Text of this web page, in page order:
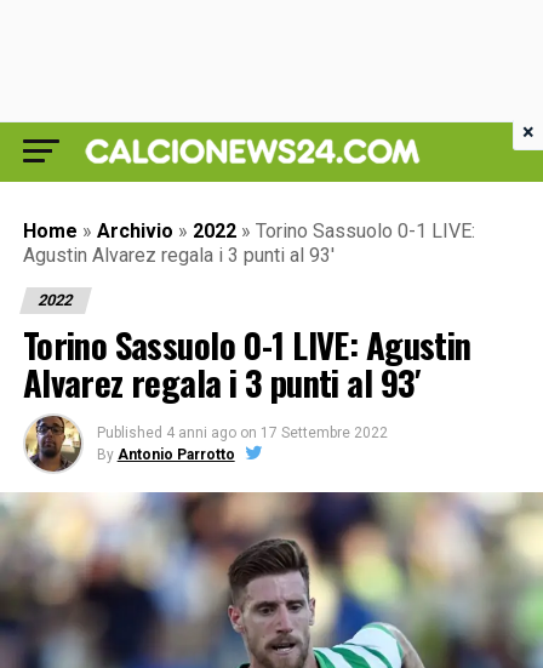
Home » Archivio » 2022 » Torino Sassuolo 0-1 LIVE:
Agustin Alvarez regala i 3 punti al 93′
2022
Torino Sassuolo 0-1 LIVE: Agustin
Alvarez regala i 3 punti al 93′
Published 4 anni ago on 17 Settembre 2022
By Antonio Parrotto
×